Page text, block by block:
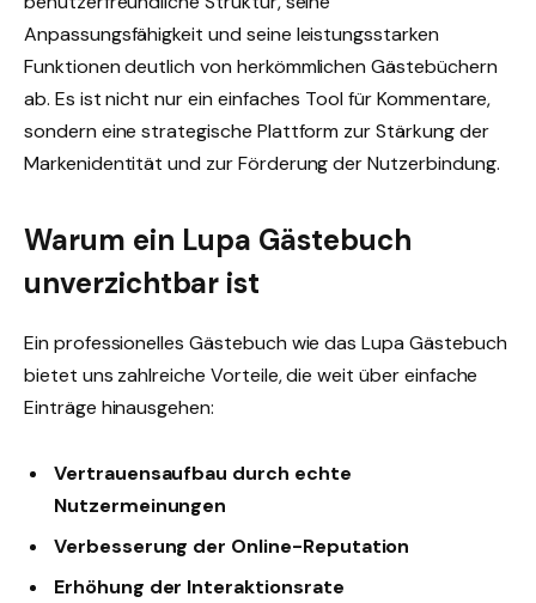
Anpassungsfähigkeit und seine leistungsstarken
Funktionen deutlich von herkömmlichen Gästebüchern
ab. Es ist nicht nur ein einfaches Tool für Kommentare,
sondern eine strategische Plattform zur Stärkung der
Markenidentität und zur Förderung der Nutzerbindung.
Warum ein Lupa Gästebuch
unverzichtbar ist
Ein professionelles Gästebuch wie das Lupa Gästebuch
bietet uns zahlreiche Vorteile, die weit über einfache
Einträge hinausgehen:
Vertrauensaufbau durch echte
Nutzermeinungen
Verbesserung der Online-Reputation
Erhöhung der Interaktionsrate